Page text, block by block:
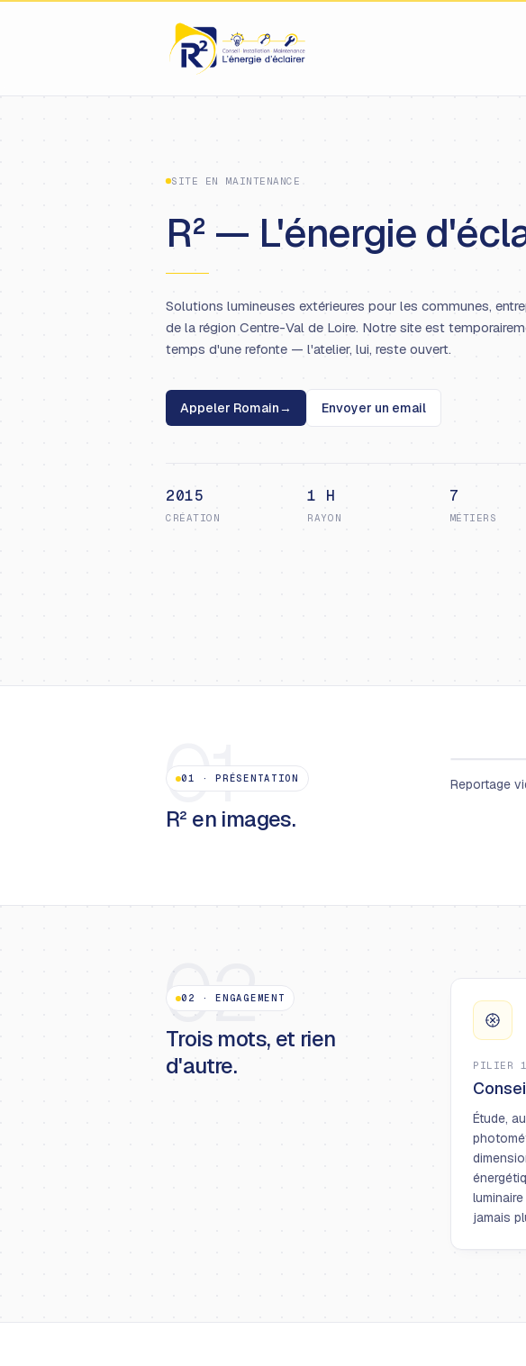
SITE EN MAINTENANCE
R² — L'énergie
Solutions lumineuses extérieures pour les communes,
de la région Centre-Val de Loire. Notre site est
temps d'une refonte — l'atelier, lui, reste ouvert.
Appeler Romain→ Envoyer un email
2015
CRÉATION
1 H
RAYON
7
MÉTIERS
01
01 ·PRÉSENTATION
R² en images.
Reportage
02
02 ·ENGAGEMENT
Trois mots, et rien
d'autre.
PILIER 1
Étude,
jamais